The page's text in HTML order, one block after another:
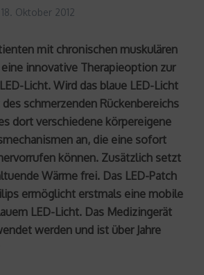
18. Oktober 2012
mit chronischen muskulären
eine innovative Therapieoption zur
Licht. Wird das blaue LED-Licht
schmerzenden Rückenbereichs
dort verschiedene körpereigene
an, die eine sofort
können. Zusätzlich setzt
Wärme frei. Das LED-Patch
ermöglicht erstmals eine mobile
LED-Licht. Das Medizingerät
werden und ist über Jahre